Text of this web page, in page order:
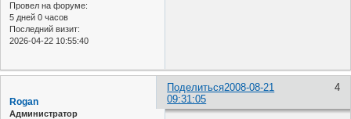
Провел на форуме:
5 дней 0 часов
Последний визит:
2026-04-22 10:55:40
Поделиться 4
2008-08-21
09:31:05
Rogan
Администратор